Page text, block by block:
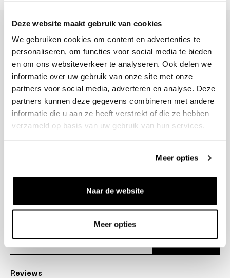
Deze website maakt gebruik van cookies
We gebruiken cookies om content en advertenties te
personaliseren, om functies voor social media te bieden
en om ons websiteverkeer te analyseren. Ook delen we
informatie over uw gebruik van onze site met onze
partners voor social media, adverteren en analyse. Deze
partners kunnen deze gegevens combineren met andere
informatie die u aan ze heeft verstrekt of die ze hebben
verzameld op basis van uw gebruik van hun services.
Meer opties
Naar de website
Meer opties
+31 23 205 2006
info@bruut.nl
Contact Formulier
Open tot 21:00
OPENINGSTIJDEN
Over ons
Reviews